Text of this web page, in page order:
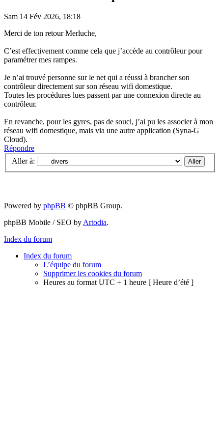
Sam 14 Fév 2026, 18:18
Merci de ton retour Merluche,
C’est effectivement comme cela que j’accède au contrôleur pour
paramétrer mes rampes.
Je n’ai trouvé personne sur le net qui a réussi à brancher son
contrôleur directement sur son réseau wifi domestique.
Toutes les procédures lues passent par une connexion directe au
contrôleur.
En revanche, pour les gyres, pas de souci, j’ai pu les associer à mon
réseau wifi domestique, mais via une autre application (Syna-G
Cloud).
Répondre
Aller à:
Powered by phpBB © phpBB Group.
phpBB Mobile / SEO by Artodia.
Index du forum
Index du forum
L’équipe du forum
Supprimer les cookies du forum
Heures au format UTC + 1 heure [ Heure d’été ]